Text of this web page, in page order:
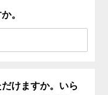
。
けますか。いら